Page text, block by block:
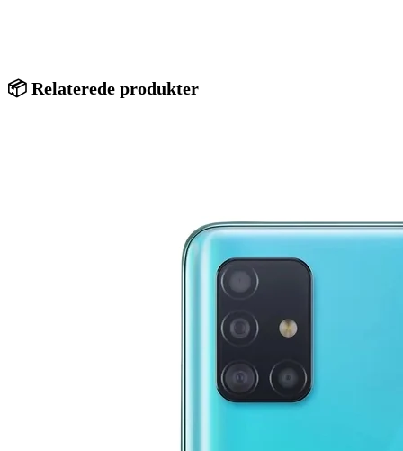
📦 Relaterede produkter